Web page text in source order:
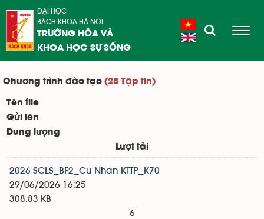
ĐẠI HỌC
BÁCH KHOA HÀ NỘI
TRƯỜNG HÓA VÀ
KHOA HỌC SỰ SỐNG
Chương trình đào tạo (28 Tập tin)
Tên file
Gửi lên
Dung lượng
Lượt tải
2026 SCLS_BF2_Cu Nhan KTTP_K70
29/06/2026 16:25
308.83 KB
6